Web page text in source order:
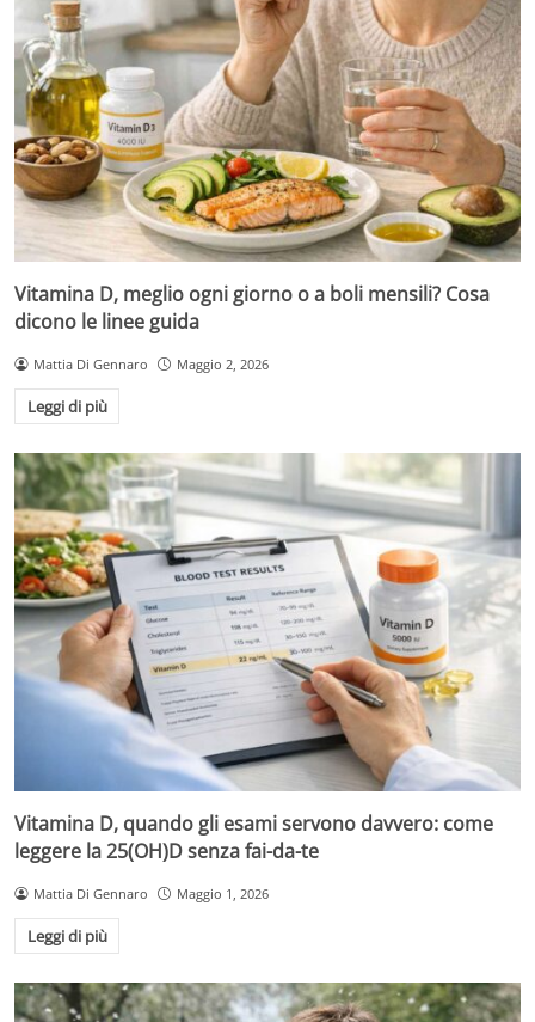
Vitamina D, meglio ogni giorno o a boli mensili? Cosa
dicono le linee guida
Mattia Di Gennaro Maggio 2, 2026
Leggi di più
Vitamina D, quando gli esami servono davvero: come
leggere la 25(OH)D senza fai-da-te
Mattia Di Gennaro Maggio 1, 2026
Leggi di più